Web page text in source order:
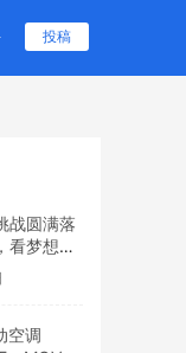
投稿
战圆满落
看梦想6
空调